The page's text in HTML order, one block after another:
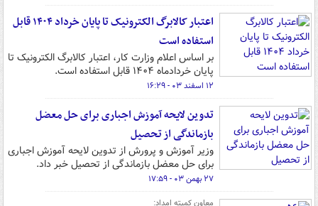
اعتبار کالابرگ‌ الکترونیک تا پایان خرداد ۱۴۰۴ قابل
استفاده است
بر اساس اعلام وزارت کار،‌ اعتبار کالابرگ‌ الکترونیک تا
پایان خردادماه ۱۴۰۴ قابل استفاده است.
۱۲ اسفند ۰۳ - ۱۶:۲۹
تدوین لایحه آموزش اجباری برای حل معضل
بازماندگی از تحصیل
وزیر آموزش و پرورش از تدوین لایحه آموزش اجباری
برای حل معضل بازماندگی از تحصیل خبر داد.
۲۷ بهمن ۰۳ - ۱۷:۵۹
معاون کمیته امداد: